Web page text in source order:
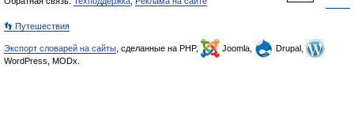
👣 Путешествия
Экспорт словарей на сайты , сделанные на PHP, Joomla,
Drupal,
WordPress, MODx.